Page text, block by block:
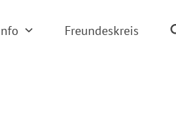
Freundeskreis